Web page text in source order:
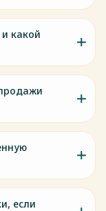
какой
если